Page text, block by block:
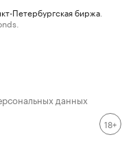
Петербургская биржа
данных
18+